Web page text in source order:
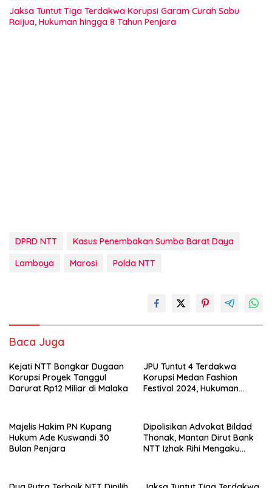
Jaksa Tuntut Tiga Terdakwa Korupsi Garam Curah Sabu
Raijua, Hukuman hingga 8 Tahun Penjara
DPRD NTT
Kasus Penembakan Sumba Barat Daya
Lamboya
Marosi Polda NTT
Baca Juga
Kejati NTT Bongkar Dugaan
Korupsi Proyek Tanggul
Darurat Rp12 Miliar di Malaka
JPU Tuntut 4 Terdakwa
Korupsi Medan Fashion
Festival 2024, Hukuman
Majelis Hakim PN Kupang
Hukum Ade Kuswandi 30
Bulan Penjara
Dipolisikan Advokat Bildad
Thonak, Mantan Dirut Bank
NTT Izhak Rihi Mengaku